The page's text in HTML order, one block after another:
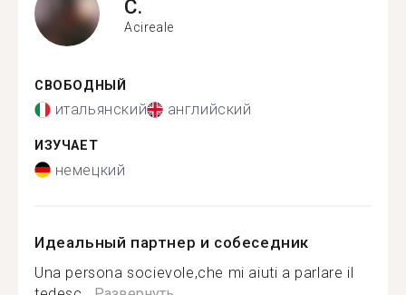
C.
Acireale
СВОБОДНЫЙ
итальянский английский
ИЗУЧАЕТ
немецкий
Идеальный партнер и собеседник
Una persona socievole,che mi aiuti a parlare il